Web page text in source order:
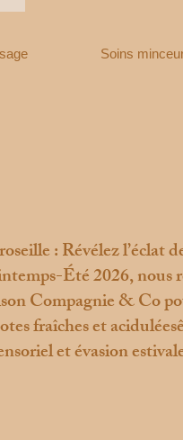
Soins
: Révélez l’éclat
Été 2026, nous
Compagnie & Co
fraîches et
et évasion